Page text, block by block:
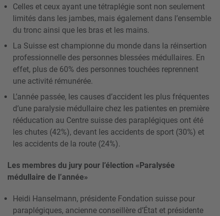
Celles et ceux ayant une tétraplégie sont non seulement
limités dans les jambes, mais également dans l’ensemble
du tronc ainsi que les bras et les mains.
La Suisse est championne du monde dans la réinsertion
professionnelle des personnes blessées médullaires. En
effet, plus de 60% des personnes touchées reprennent
une activité rémunérée.
L’année passée, les causes d’accident les plus fréquentes
d’une paralysie médullaire chez les patientes en première
rééducation au Centre suisse des paraplégiques ont été
les chutes (42%), devant les accidents de sport (30%) et
les accidents de la route (24%).
Les membres du jury pour l’élection «Paralysée
médullaire de l’année»
Heidi Hanselmann, présidente Fondation suisse pour
paraplégiques, ancienne conseillère d’État et présidente